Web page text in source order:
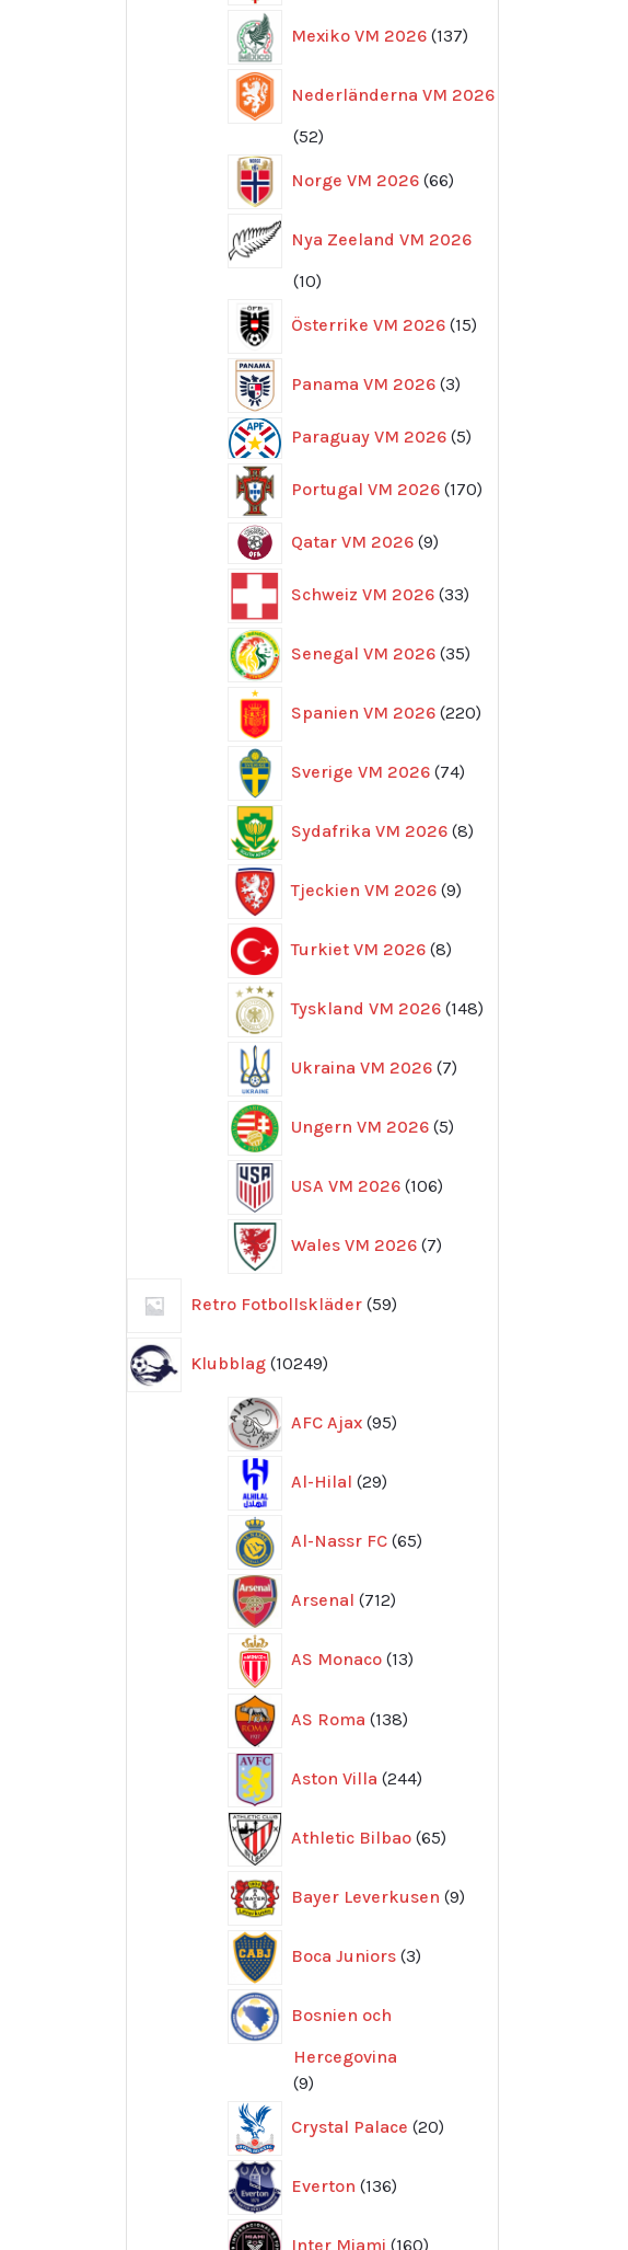
Mexiko VM 2026 137
produkter
Nederländerna VM 2026
5252
Norge VM 2026 66
produkter
Nya Zeeland VM 2026
1010
Österrike VM 2026 15
produkter
Panama VM 2026 3
produkter
Paraguay VM 2026 55
Portugal VM 2026 170
produkter
Qatar VM 2026 99
Schweiz VM 2026 33
produkter
Senegal VM 2026 35
produkter
Spanien VM 2026 220
produkter
Sverige VM 2026 74
produkter
Sydafrika VM 2026 8
produkter
Tjeckien VM 2026 9
produkter
Turkiet VM 2026 8
produkter
Tyskland VM 2026 148
produkter
Ukraina VM 2026 7
produkter
Ungern VM 2026 5
produkter
USA VM 2026 106
produkter
Wales VM 2026 7
produkter
Retro Fotbollskläder 59
produkter
Klubblag 10249
produkter
AFC Ajax 95
produkter
Al-Hilal 29
produkter
Al-Nassr FC 65
produkter
Arsenal 712
produkter
AS Monaco 13
produkter
AS Roma 138
produkter
Aston Villa 244
produkter
Athletic Bilbao 65
produkter
Bayer Leverkusen 9
produkter
Boca Juniors 3
produkter
Bosnien och
Hercegovina
99
Crystal Palace 20
produkter
Everton 136
produkter
Inter Miami 160